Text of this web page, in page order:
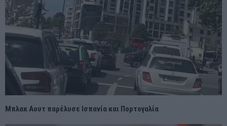
Μπλακ Αουτ παρέλυσε Ισπανία και Πορτογαλία